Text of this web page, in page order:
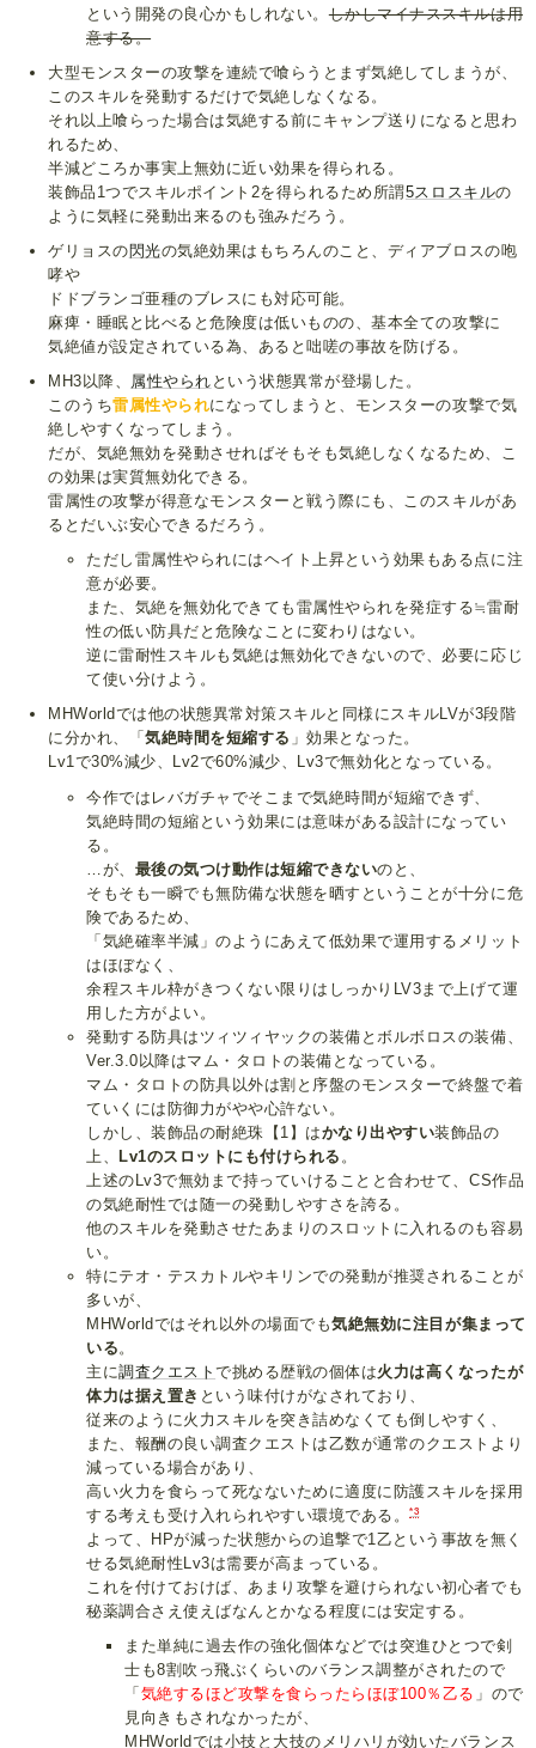
という開発の良心かもしれない。しかしマイナススキルは用
意する。
大型モンスターの攻撃を連続で喰らうとまず気絶してしまうが、
このスキルを発動するだけで気絶しなくなる。
それ以上喰らった場合は気絶する前にキャンプ送りになると思わ
れるため、
半減どころか事実上無効に近い効果を得られる。
装飾品1つでスキルポイント2を得られるため所謂5スロスキルの
ように気軽に発動出来るのも強みだろう。
ゲリョスの閃光の気絶効果はもちろんのこと、ディアブロスの咆
哮や
ドドブランゴ亜種のブレスにも対応可能。
麻痺・睡眠と比べると危険度は低いものの、基本全ての攻撃に
気絶値が設定されている為、あると咄嗟の事故を防げる。
MH3以降、 属性やられ という状態異常が登場した。
このうち雷属性やられになってしまうと、モンスターの攻撃で気
絶しやすくなってしまう。
だが、気絶無効を発動させればそもそも気絶しなくなるため、こ
の効果は実質無効化できる。
雷属性の攻撃が得意なモンスターと戦う際にも、このスキルがあ
るとだいぶ安心できるだろう。
ただし雷属性やられにはヘイト上昇という効果もある点に注
意が必要。
また、気絶を無効化できても雷属性やられを発症する≒雷耐
性の低い防具だと危険なことに変わりはない。
逆に雷耐性スキルも気絶は無効化できないので、必要に応じ
て使い分けよう。
MHWorldでは他の状態異常対策スキルと同様にスキルLVが3段階
に分かれ、「気絶時間を短縮する 」効果となった。
Lv1で30%減少、Lv2で60%減少、Lv3で無効化となっている。
今作ではレバガチャでそこまで気絶時間が短縮できず、
気絶時間の短縮という効果には意味がある設計になってい
る。
…が、 最後の気つけ動作は短縮できないのと、
そもそも一瞬でも無防備な状態を晒すということが十分に危
険であるため、
「気絶確率半減」のようにあえて低効果で運用するメリット
はほぼなく、
余程スキル枠がきつくない限りはしっかりLV3まで上げて運
用した方がよい。
発動する防具はツィツィヤックの装備とボルボロスの装備、
Ver.3.0以降はマム・タロトの装備となっている。
マム・タロトの防具以外は割と序盤のモンスターで終盤で着
ていくには防御力がやや心許ない。
しかし、装飾品の耐絶珠【1】はかなり出やすい装飾品の
上、Lv1のスロットにも付けられる 。
上述のLv3で無効まで持っていけることと合わせて、CS作品
の気絶耐性では随一の発動しやすさを誇る。
他のスキルを発動させたあまりのスロットに入れるのも容易
い。
特にテオ・テスカトルやキリンでの発動が推奨されることが
多いが、
MHWorldではそれ以外の場面でも気絶無効に注目が集まって
いる 。
主に調査クエストで挑める歴戦の個体は火力は高くなったが
体力は据え置き という味付けがなされており、
従来のように火力スキルを突き詰めなくても倒しやすく、
また、報酬の良い調査クエストは乙数が通常のクエストより
減っている場合があり、
高い火力を食らって死なないために適度に防護スキルを採用
する考えも受け入れられやすい環境である。*3
よって、HPが減った状態からの追撃で1乙という事故を無く
せる気絶耐性Lv3は需要が高まっている。
これを付けておけば、あまり攻撃を避けられない初心者でも
秘薬調合さえ使えばなんとかなる程度には安定する。
また単純に過去作の強化個体などでは突進ひとつで剣
士も8割吹っ飛ぶくらいのバランス調整がされたので
「 気絶するほど攻撃を食らったらほぼ100％乙る 」ので
見向きもされなかったが、
MHWorldでは小技と大技のメリハリが効いたバランス